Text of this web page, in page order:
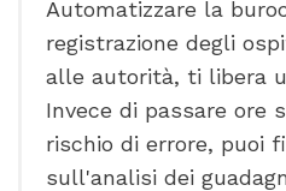
Automatizzare la
registrazione degli
alle autorità, ti libera
Invece di passare ore
rischio di errore, puoi
sull'analisi dei